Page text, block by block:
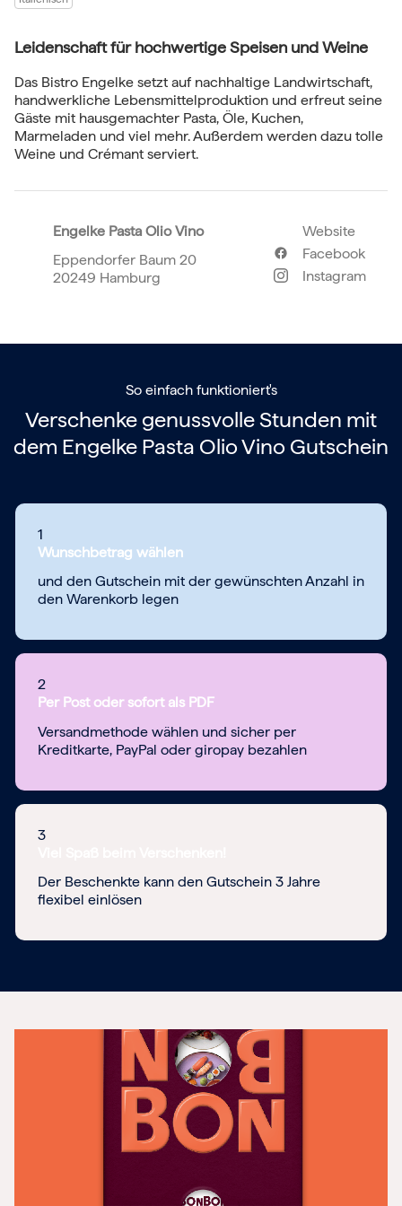
Leidenschaft für hochwertige Speisen und Weine
Das Bistro Engelke setzt auf nachhaltige Landwirtschaft,
handwerkliche Lebensmittelproduktion und erfreut seine
Gäste mit hausgemachter Pasta, Öle, Kuchen,
Marmeladen und viel mehr. Außerdem werden dazu tolle
Weine und Crémant serviert.
Engelke Pasta Olio Vino
Eppendorfer Baum 20
20249 Hamburg
Website
Facebook
Instagram
So einfach funktioniert's
Verschenke genussvolle Stunden mit
dem Engelke Pasta Olio Vino Gutschein
1
Wunschbetrag wählen
und den Gutschein mit der gewünschten Anzahl in
den Warenkorb legen
2
Per Post oder sofort als PDF
Versandmethode wählen und sicher per
Kreditkarte, PayPal oder giropay bezahlen
3
Der Beschenkte kann den Gutschein 3 Jahre
flexibel einlösen